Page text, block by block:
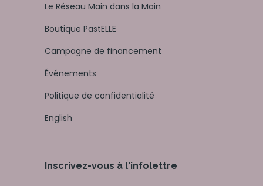
Le Réseau Main dans la Main
Boutique PastELLE
Campagne de financement
Événements
Politique de confidentialité
English
Inscrivez-vous à l'infolettre